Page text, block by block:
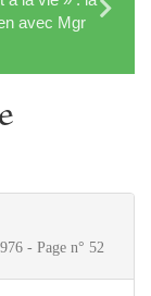
avec Mgr
- Page n° 52